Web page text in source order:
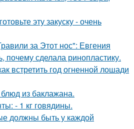
эту закуску - очень
за Этот нос": Евгения
почему сделала ринопластику.
встретить год огненной лошади
из баклажана.
- 1 кг говядины.
должны быть у каждой